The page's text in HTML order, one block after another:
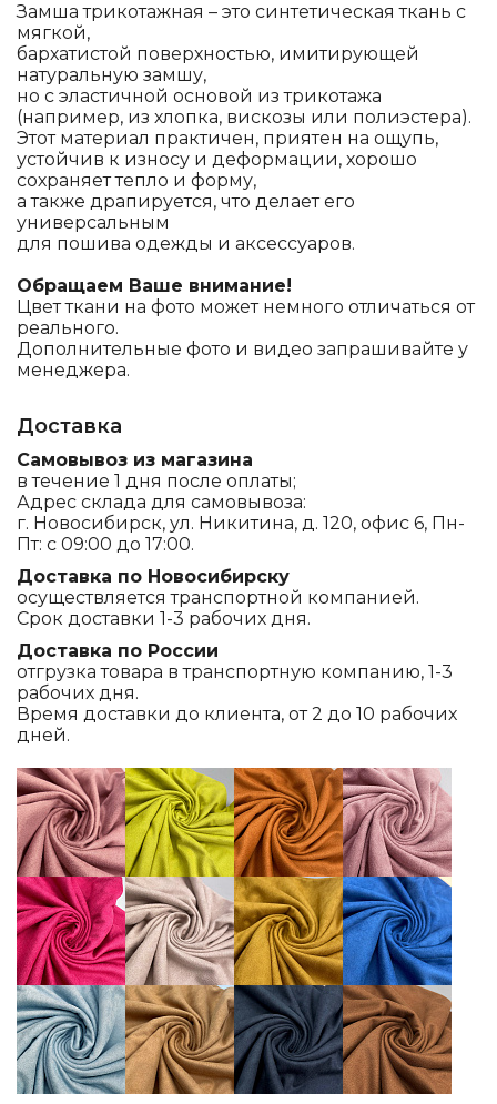
Замша трикотажная – это синтетическая ткань с
мягкой,
бархатистой поверхностью, имитирующей
натуральную замшу,
но с эластичной основой из трикотажа
(например, из хлопка, вискозы или полиэстера).
Этот материал практичен, приятен на ощупь,
устойчив к износу и деформации, хорошо
сохраняет тепло и форму,
а также драпируется, что делает его
универсальным
для пошива одежды и аксессуаров.
Обращаем Ваше внимание!
Цвет ткани на фото может немного отличаться от
реального.
Дополнительные фото и видео запрашивайте у
менеджера.
Доставка
Самовывоз из магазина
в течение 1 дня после оплаты;
Адрес склада для самовывоза:
г. Новосибирск, ул. Никитина, д. 120, офис 6, Пн-
Пт: с 09:00 до 17:00.
Доставка по Новосибирску
осуществляется транспортной компанией.
Срок доставки 1-3 рабочих дня.
Доставка по России
отгрузка товара в транспортную компанию, 1-3
рабочих дня.
Время доставки до клиента, от 2 до 10 рабочих
дней.